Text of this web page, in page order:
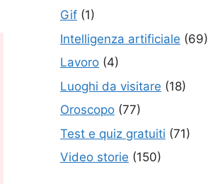
Gif (1)
Intelligenza artificiale (69)
Lavoro (4)
Luoghi da visitare (18)
Oroscopo (77)
Test e quiz gratuiti (71)
Video storie (150)